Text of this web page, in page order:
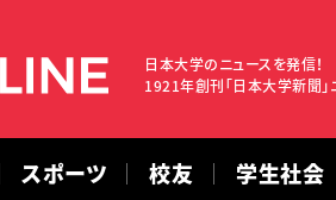
日本大学のニュースを発信！
1921年創刊「日本大学新聞」
スポーツ 校友 学生社会